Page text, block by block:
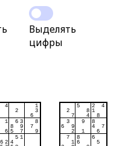
Выделять
цифры